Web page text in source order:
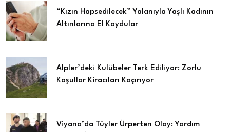
“Kızın Hapsedilecek” Yalanıyla Yaşlı Kadının
Altınlarına El Koydular
Alpler’deki Kulübeler Terk Ediliyor: Zorlu
Koşullar Kiracıları Kaçırıyor
Viyana’da Tüyler Ürperten Olay: Yardım